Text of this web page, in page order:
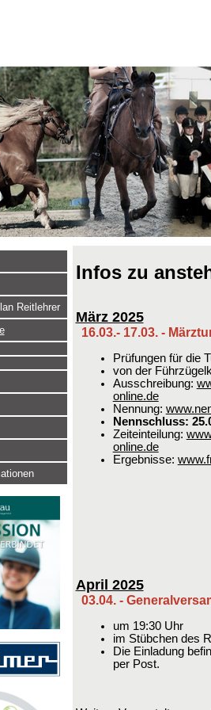
Reitlehrer
Infos zu
März 2025
16.03.- 17.03. -
Prüfungen für die
von der
Ausschreibung:
online.de
Nennung:
Nennschluss:
Zeiteinteilung:
online.de
Ergebnisse:
April 2025
03.04. -
um 19:30 Uhr
im Stübchen des
Die Einladung
per Post.